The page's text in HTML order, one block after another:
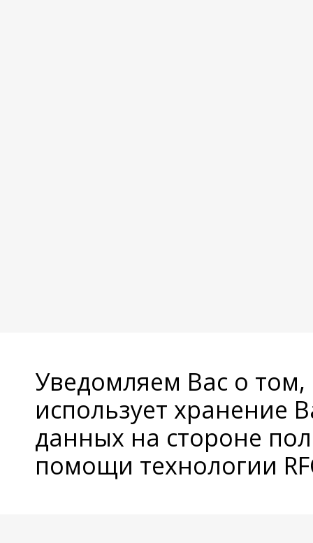
Уведомляем Вас о
использует хранение
данных на стороне
помощи технологии